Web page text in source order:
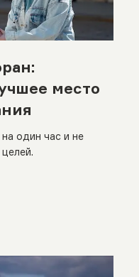
место
один час и не